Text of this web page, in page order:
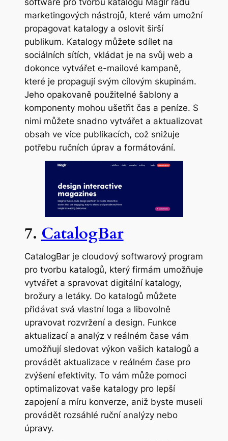
marketingových nástrojů, které vám umožní
propagovat katalogy a oslovit širší
publikum. Katalogy můžete sdílet na
sociálních sítích, vkládat je na svůj web a
dokonce vytvářet e-mailové kampaně,
které je propagují svým cílovým skupinám.
Jeho opakovaně použitelné šablony a
komponenty mohou ušetřit čas a peníze. S
nimi můžete snadno vytvářet a aktualizovat
obsah ve více publikacích, což snižuje
potřebu ručních úprav a formátování.
7. CatalogBar
CatalogBar je cloudový softwarový program
pro tvorbu katalogů, který firmám umožňuje
vytvářet a spravovat digitální katalogy,
brožury a letáky. Do katalogů můžete
přidávat svá vlastní loga a libovolně
upravovat rozvržení a design. Funkce
aktualizací a analýz v reálném čase vám
umožňují sledovat výkon vašich katalogů a
provádět aktualizace v reálném čase pro
zvýšení efektivity. To vám může pomoci
optimalizovat vaše katalogy pro lepší
zapojení a míru konverze, aniž byste museli
provádět rozsáhlé ruční analýzy nebo
úpravy.